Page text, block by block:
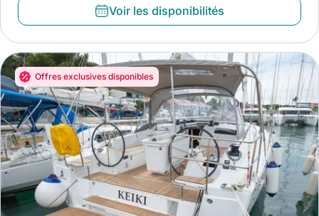
Voir les disponibilités
Offres exclusives disponibles